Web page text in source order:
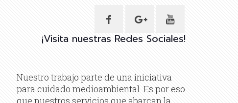
¡Visita nuestras Redes Sociales!
Nuestro trabajo parte de una iniciativa
para cuidado medioambiental. Es por eso
que nuestros servicios que abarcan la